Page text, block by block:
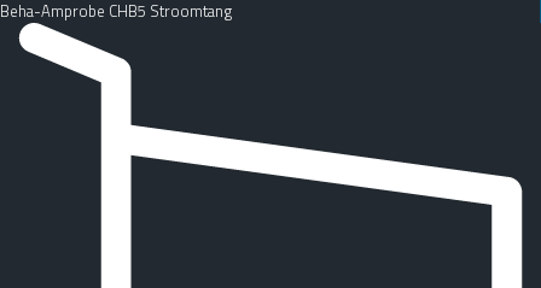
Beha-Amprobe CHB5 Stroomtang